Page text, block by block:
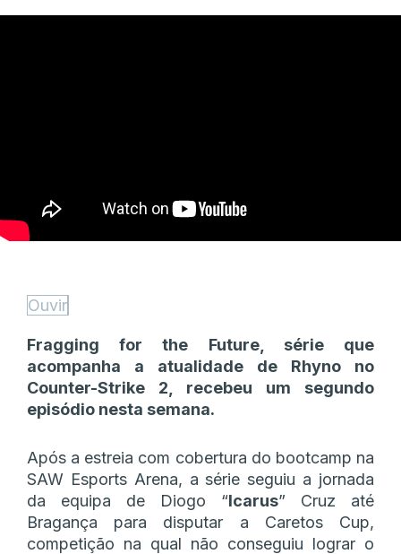
Ouvir
Fragging for the Future, série que
acompanha a atualidade de Rhyno no
Counter-Strike 2, recebeu um segundo
episódio nesta semana.
Após a estreia com cobertura do bootcamp na
SAW Esports Arena, a série seguiu a jornada
da equipa de Diogo “Icarus” Cruz até
Bragança para disputar a Caretos Cup,
competição na qual não conseguiu lograr o